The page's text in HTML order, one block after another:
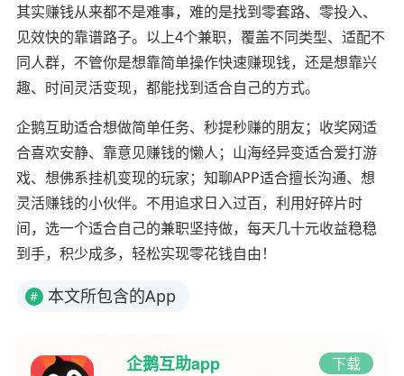
其实赚钱从来都不是难事，难的是找到零套路、零投入、
见效快的靠谱路子。以上4个兼职，覆盖不同类型、适配不
同人群，不管你是想靠简单操作快速赚现钱，还是想靠兴
趣、时间灵活变现，都能找到适合自己的方式。
企鹅互助适合想做简单任务、秒提秒赚的朋友；收奖网适
合喜欢安静、靠意见赚钱的懒人；山海经异变适合爱打游
戏、想佛系挂机变现的玩家；知聊APP适合擅长沟通、想
灵活赚钱的小伙伴。不用追求日入过百，利用好碎片时
间，选一个适合自己的兼职坚持做，每天几十元收益稳稳
到手，积少成多，轻松实现零花钱自由！
# 本文所包含的App
企鹅互助app 下载